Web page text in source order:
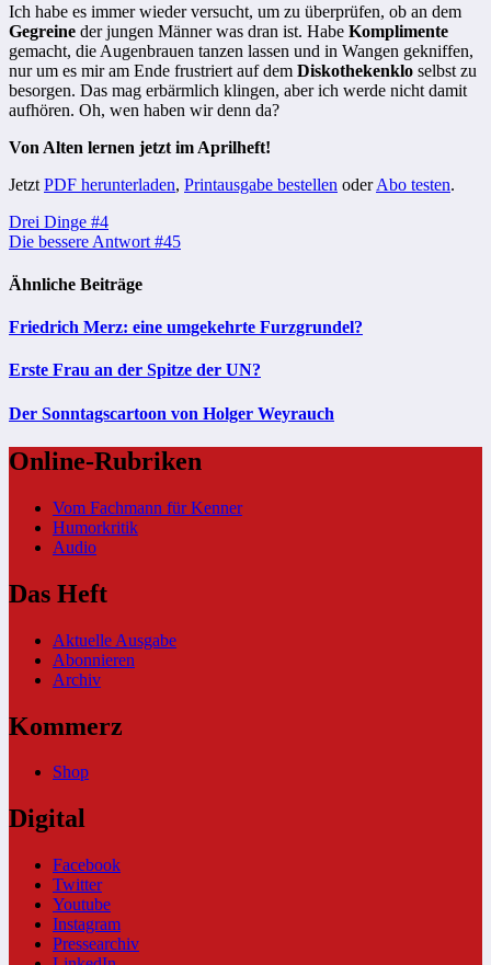
Ich habe es immer wieder versucht, um zu überprüfen, ob an dem
Gegreine der jungen Männer was dran ist. Habe Komplimente
gemacht, die Augenbrauen tanzen lassen und in Wangen gekniffen,
nur um es mir am Ende frustriert auf dem Diskothekenklo selbst zu
besorgen. Das mag erbärmlich klingen, aber ich werde nicht damit
aufhören. Oh, wen haben wir denn da?
Von Alten lernen jetzt im Aprilheft!
Jetzt PDF herunterladen, Printausgabe bestellen oderAbo testen.
Beitragsnavigation
Drei Dinge #4
Die bessere Antwort #45
Ähnliche Beiträge
Friedrich Merz: eine umgekehrte Furzgrundel?
Erste Frau an der Spitze der UN?
Der Sonntagscartoon von Holger Weyrauch
Online-Rubriken
Vom Fachmann für Kenner
Humorkritik
Audio
Das Heft
Aktuelle Ausgabe
Abonnieren
Archiv
Kommerz
Shop
Digital
Facebook
Twitter
Youtube
Instagram
Pressearchiv